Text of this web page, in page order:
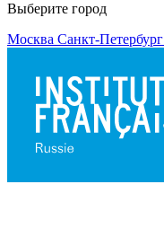
Выберите город
Москва Санкт-Петербург